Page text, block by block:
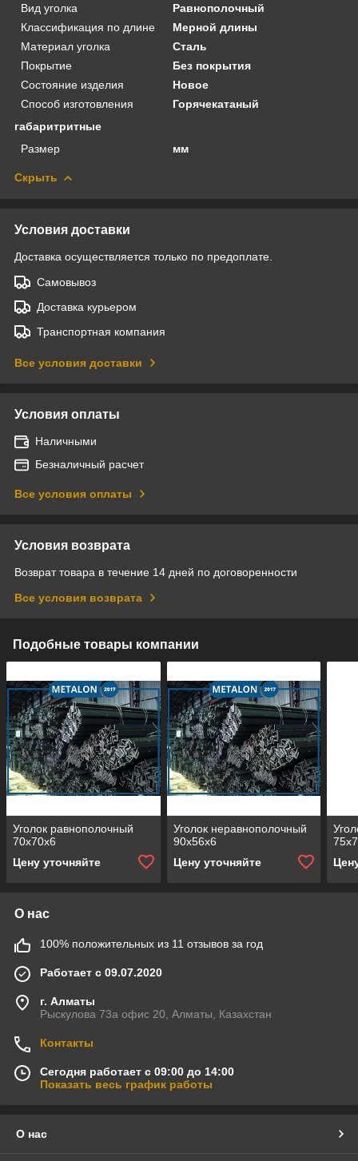
Вид уголка
Равнополочный
Классификация по длине
Мерной длины
Материал уголка
Сталь
Покрытие
Без покрытия
Состояние изделия
Новое
Способ изготовления
Горячекатаный
габаритритные
Размер
мм
Скрыть
Условия доставки
Доставка осуществляется только по предоплате.
Самовывоз
Доставка курьером
Транспортная компания
Все условия доставки
Условия оплаты
Наличными
Безналичный расчет
Все условия оплаты
Условия возврата
Возврат товара в течение 14 дней по договоренности
Все условия возврата
Подобные товары компании
Уголок равнополочный
70х70х6
Цену уточняйте
Уголок неравнополочный
90х56х6
Цену уточняйте
О нас
100% положительных из 11 отзывов за год
Работает с 09.07.2020
г. Алматы
Рыскулова 73а офис 20, Алматы, Казахстан
Контакты
Сегодня работает с 09:00 до 14:00
Показать весь график работы
О нас